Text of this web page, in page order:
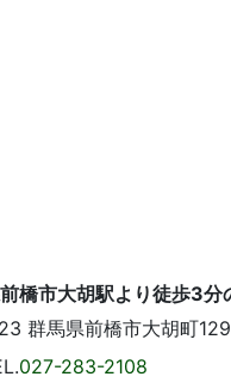
群馬県前橋市大胡町129
027-283-2108